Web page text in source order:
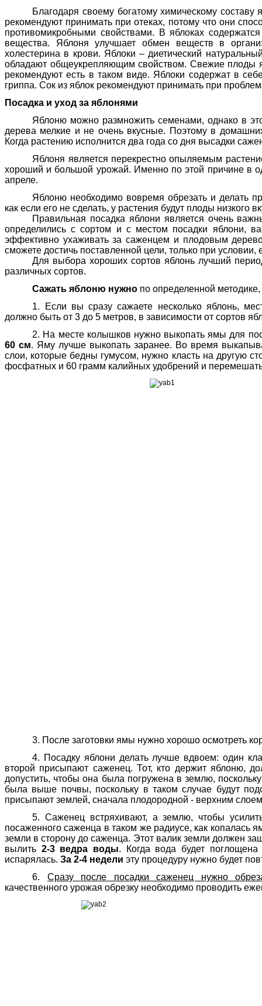
Благодаря своему богатому химическому
рекомендуют принимать при отеках, потому что они
противомикробными свойствами. В яблоках
вещества. Яблоня улучшает обмен веществ в
холестерина в крови. Яблоки – диетический
обладают общеукрепляющим свойством. Свежие плоды
рекомендуют есть в таком виде. Яблоки содержат в
гриппа. Сок из яблок рекомендуют принимать при
Посадка и уход за яблонями
Яблоню можно размножить семенами, однако в
дерева мелкие и не очень вкусные. Поэтому в
Когда растению исполнится два года со дня высадки
Яблоня является перекрестно опыляемым
хороший и большой урожай. Именно по этой причине в
апреле.
Яблоню необходимо вовремя обрезать и делать
как если его не сделать, у растения будут плоды низкого
Правильная посадка яблони является очень
определились с сортом и с местом посадки яблони,
эффективно ухаживать за саженцем и плодовым
сможете достичь поставленной цели, только при
Для выбора хороших сортов яблонь лучший
различных сортов.
Сажать яблоню нужно по определенной
1. Если вы сразу сажаете несколько яблонь,
должно быть от 3 до 5 метров, в зависимости от сортов
2. На месте колышков нужно выкопать ямы для
60 см. Яму лучше выкопать заранее. Во время
слои, которые бедны гумусом, нужно класть на другую
фосфатных и 60 грамм калийных удобрений и
3. После заготовки ямы нужно хорошо осмотреть
4. Посадку яблони делать лучше вдвоем: один
второй присыпают саженец. Тот, кто держит яблоню,
допустить, чтобы она была погружена в землю,
была выше почвы, поскольку в таком случае будут
присыпают землей, сначала плодородной - верхним
5. Саженец встряхивают, а землю, чтобы
посаженного саженца в таком же радиусе, как копалась
земли в сторону до саженца. Этот валик земли должен
вылить 2-3 ведра воды. Когда вода будет
испарялась. За 2-4 недели эту процедуру нужно будет
6. Сразу после посадки саженец нужно
качественного урожая обрезку необходимо проводить